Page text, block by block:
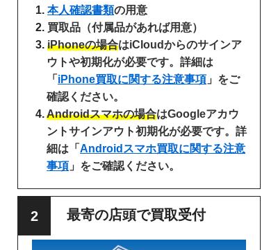
本人確認書類の用意
買取品（付属品があれば用意）
iPhoneの場合はiCloudからのサインア
ウトや初期化が必要です。詳細は
「 iPhone買取に関する注意事項 」をご
確認ください。
Androidスマホの場合はGoogleアカウ
ントサインアウト初期化が必要です。詳
細は「 Androidスマホ買取に関する注意
事項 」をご確認ください。
最寄の店頭で買取受付